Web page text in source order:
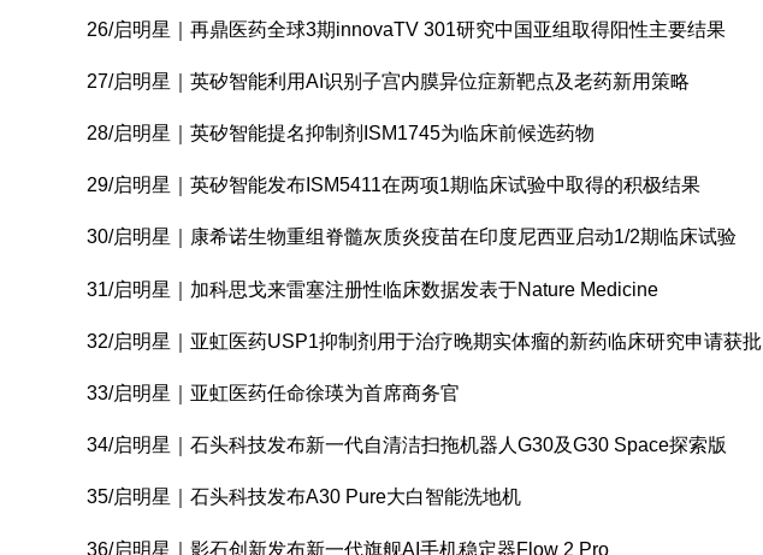
26/启明星｜再鼎医药全球3期innovaTV 301研究中国亚组取得阳性主要结果
27/启明星｜英矽智能利用AI识别子宫内膜异位症新靶点及老药新用策略
28/启明星｜英矽智能提名抑制剂ISM1745为临床前候选药物
29/启明星｜英矽智能发布ISM5411在两项1期临床试验中取得的积极结果
30/启明星｜康希诺生物重组脊髓灰质炎疫苗在印度尼西亚启动1/2期临床试验
31/启明星｜加科思戈来雷塞注册性临床数据发表于Nature Medicine
32/启明星｜亚虹医药USP1抑制剂用于治疗晚期实体瘤的新药临床研究申请获批
33/启明星｜亚虹医药任命徐瑛为首席商务官
34/启明星｜石头科技发布新一代自清洁扫拖机器人G30及G30 Space探索版
35/启明星｜石头科技发布A30 Pure大白智能洗地机
36/启明星｜影石创新发布新一代旗舰AI手机稳定器Flow 2 Pro